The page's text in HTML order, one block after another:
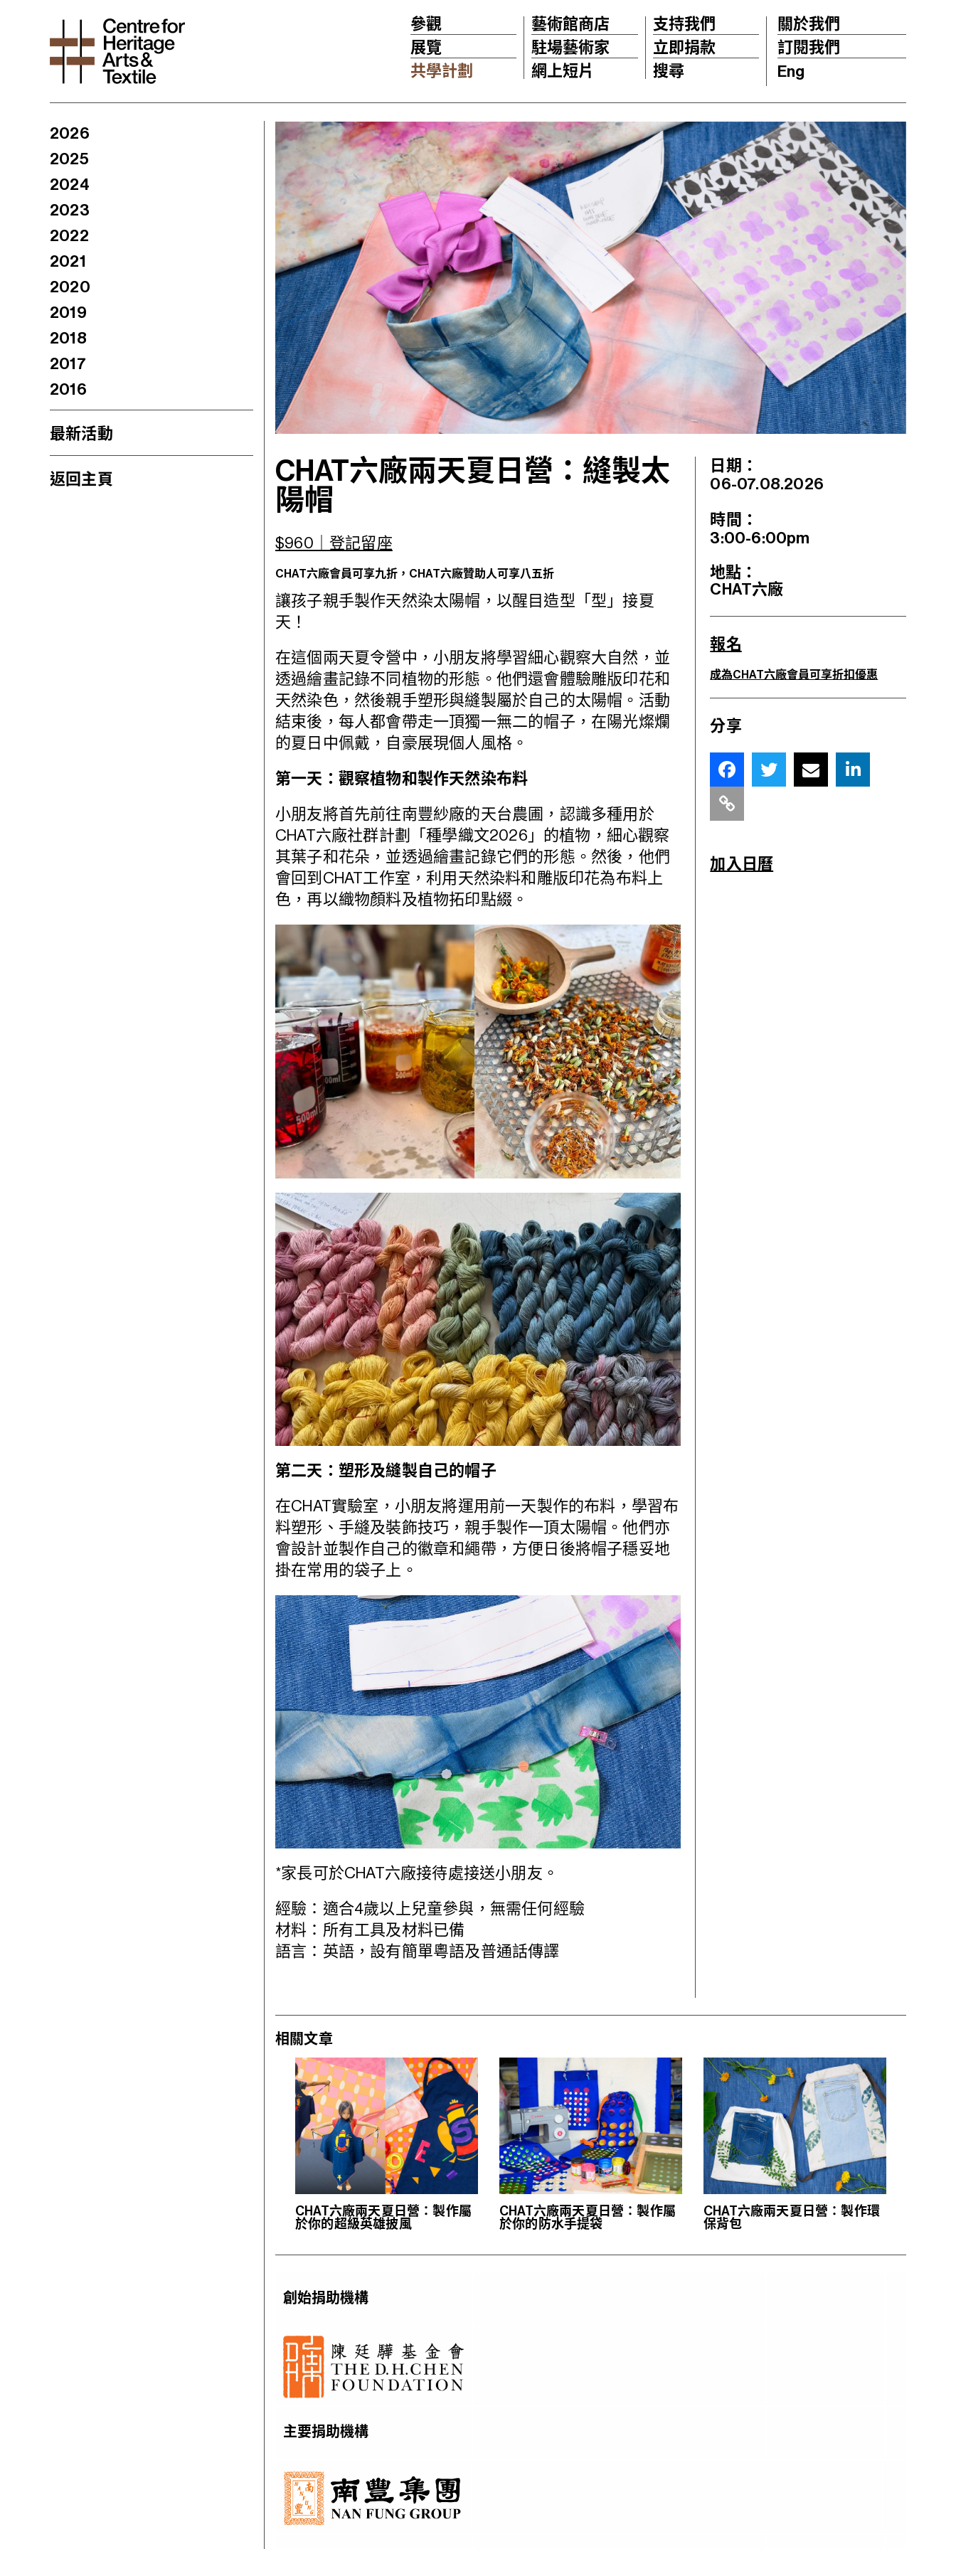
參觀
展覽
共學計劃
藝術館商店
駐場藝術家
網上短片
支持我們
立即捐款
搜尋
關於我們
訂閱我們
Eng
2026
2025
2024
2023
2022
2021
2020
2019
2018
2017
2016
最新活動
返回主頁
CHAT六廠兩天夏日營：縫製太
陽帽
$960｜登記留座
CHAT六廠會員可享九折，CHAT六廠贊助人可享八五折
讓孩子親手製作天然染太陽帽，以醒目造型「型」接夏
天！
在這個兩天夏令營中，小朋友將學習細心觀察大自然，並
透過繪畫記錄不同植物的形態。他們還會體驗雕版印花和
天然染色，然後親手塑形與縫製屬於自己的太陽帽。活動
結束後，每人都會帶走一頂獨一無二的帽子，在陽光燦爛
的夏日中佩戴，自豪展現個人風格。
第一天：觀察植物和製作天然染布料
小朋友將首先前往南豐紗廠的天台農圃，認識多種用於
CHAT六廠社群計劃「種學織文2026」的植物，細心觀察
其葉子和花朵，並透過繪畫記錄它們的形態。然後，他們
會回到CHAT工作室，利用天然染料和雕版印花為布料上
色，再以織物顏料及植物拓印點綴。
第二天：塑形及縫製自己的帽子
在CHAT實驗室，小朋友將運用前一天製作的布料，學習布
料塑形、手縫及裝飾技巧，親手製作一頂太陽帽。他們亦
會設計並製作自己的徽章和繩帶，方便日後將帽子穩妥地
掛在常用的袋子上。
*家長可於CHAT六廠接待處接送小朋友。
經驗：適合4歲以上兒童參與，無需任何經驗
材料：所有工具及材料已備
語言：英語，設有簡單粵語及普通話傳譯
日期：
06-07.08.2026
時間：
3:00-6:00pm
地點：
CHAT六廠
報名
成為CHAT六廠會員可享折扣優惠
分享
加入日曆
相關文章
CHAT六廠兩天夏日營：製作屬
於你的超級英雄披風
CHAT六廠兩天夏日營：製作屬
於你的防水手提袋
CHAT六廠兩天夏日營：製作環
保背包
創始捐助機構
主要捐助機構